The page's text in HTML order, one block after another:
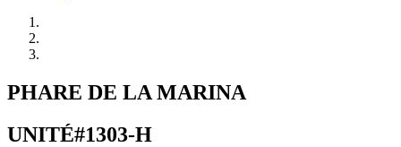
PHARE DE LA MARINA
UNITÉ#1303-H